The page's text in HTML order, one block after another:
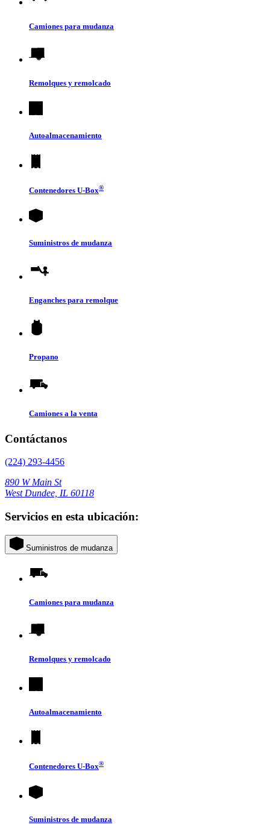
Camiones para mudanza
Remolques y remolcado
Autoalmacenamiento
Contenedores U-Box®
Suministros de mudanza
Enganches para remolque
Propano
Camiones a la venta
Contáctanos
(224) 293-4456
890 W Main St
West Dundee, IL 60118
Servicios en esta ubicación:
Suministros de mudanza
Camiones para mudanza
Remolques y remolcado
Autoalmacenamiento
Contenedores U-Box®
Suministros de mudanza